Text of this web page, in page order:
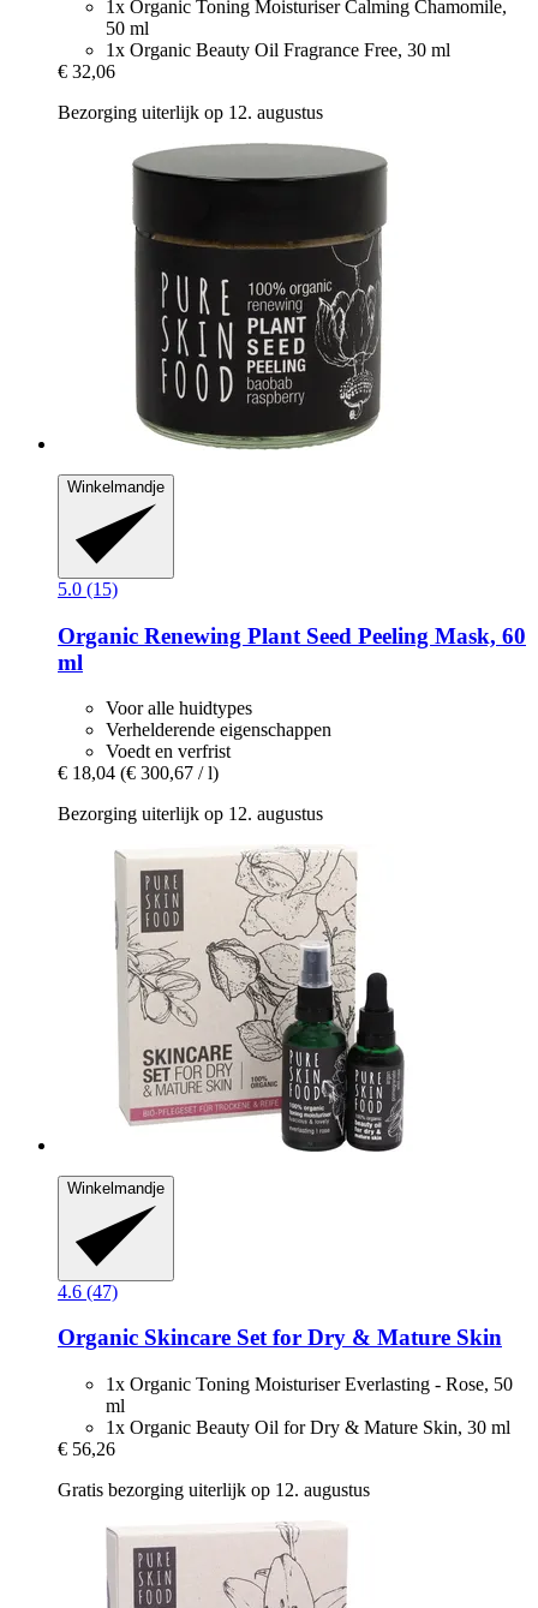
1x Organic Toning Moisturiser Calming Chamomile,
50 ml
1x Organic Beauty Oil Fragrance Free, 30 ml
€ 32,06
Bezorging uiterlijk op 12. augustus
Winkelmandje
5.0 (15)
Organic Renewing Plant Seed Peeling Mask, 60
ml
Voor alle huidtypes
Verhelderende eigenschappen
Voedt en verfrist
€ 18,04 (€ 300,67 / l)
Bezorging uiterlijk op 12. augustus
Winkelmandje
4.6 (47)
Organic Skincare Set for Dry & Mature Skin
1x Organic Toning Moisturiser Everlasting - Rose, 50
ml
1x Organic Beauty Oil for Dry & Mature Skin, 30 ml
€ 56,26
Gratis bezorging uiterlijk op 12. augustus